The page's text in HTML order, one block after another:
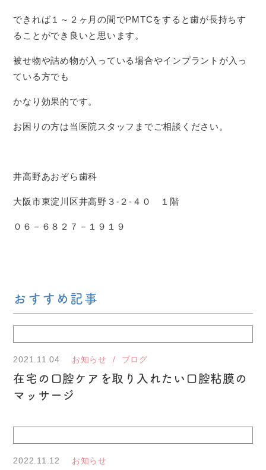
できれば１～２ヶ月の間でPMTCをすると歯が長持ちす
ることができ良いと思います。
被せ物や詰め物が入っている場合やインプラントが入っ
ている方でも
かなり効果的です。
お困りの方は当医院スタッフまでご相談ください。
井高野あおぞら歯科
大阪市東淀川区井高野３-２-４０ １階
０６－６８２７－１９１９
おすすめ記事
2021.11.04 お知らせ ブログ
在宅の口腔ケアを取り入れたい口腔粘膜の
マッサージ
2022.11.12 お知らせ